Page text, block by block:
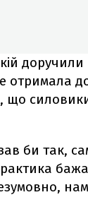
доручили
отримала
що
би так,